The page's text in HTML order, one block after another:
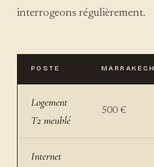
interrogeons régulièrement.
POSTE MARRAKECH
Logement
T2 meublé
500 €
Internet